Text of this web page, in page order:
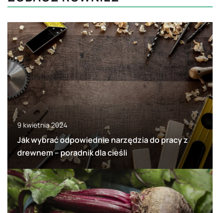
9 kwietnia 2024
Jak wybrać odpowiednie narzędzia do pracy z
drewnem – poradnik dla cieśli